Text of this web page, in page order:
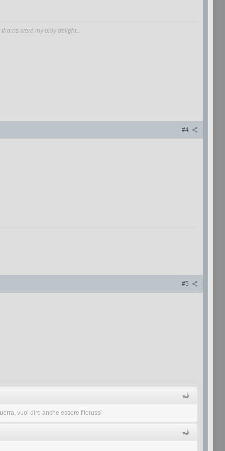
were my only delight...
#4
#5
vuol dire anche essere filorussi